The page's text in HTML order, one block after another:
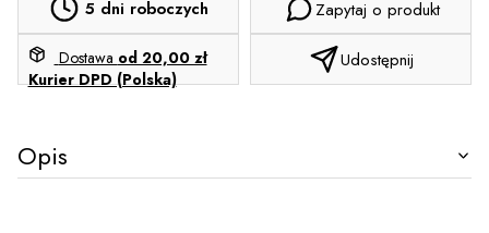
5 dni roboczych
Dostawa od 20,00 zł
Kurier DPD (Polska)
Zapytaj o produkt
Udostępnij
Opis